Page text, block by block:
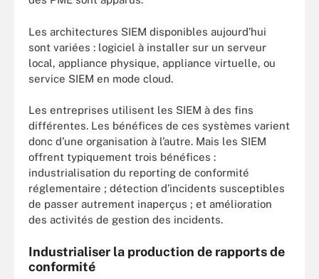
Les architectures SIEM disponibles aujourd’hui
sont variées : logiciel à installer sur un serveur
local, appliance physique, appliance virtuelle, ou
service SIEM en mode cloud.
Les entreprises utilisent les SIEM à des fins
différentes. Les bénéfices de ces systèmes varient
donc d’une organisation à l’autre. Mais les SIEM
offrent typiquement trois bénéfices :
industrialisation du reporting de conformité
réglementaire ; détection d’incidents susceptibles
de passer autrement inaperçus ; et amélioration
des activités de gestion des incidents.
Industrialiser la production de rapports de
conformité